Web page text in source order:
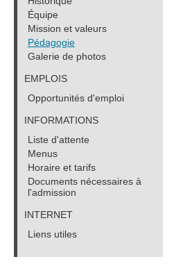
Équipe
Mission et valeurs
Pédagogie
Galerie de photos
EMPLOIS
Opportunités d'emploi
INFORMATIONS
Liste d'attente
Menus
Horaire et tarifs
Documents nécessaires à
l'admission
INTERNET
Liens utiles